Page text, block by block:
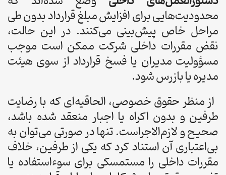
محدودیت‌هایی برای افزایش مبلغ قرارداد بدون طی
مراحل خاص پیش‌بینی می‌کنند. در این حالت،
نقض مقررات داخلی شرکت ممکن است موجب
مسؤولیت مدیران یا فسخ قرارداد از سوی هیئت
مدیره یا بازرس شود.
از منظر حقوق خصوصی، الحاقیه‌ای که با رضایت
طرفین و بدون اکراه یا اجبار منعقد شده باشد،
صحیح و لازم‌الاجراست. تنها در صورتی می‌توان به
بی‌اعتباری آن استناد کرد که یکی از طرفین، خلاف
مقررات داخلی را مستمسکی برای سوءاستفاده یا